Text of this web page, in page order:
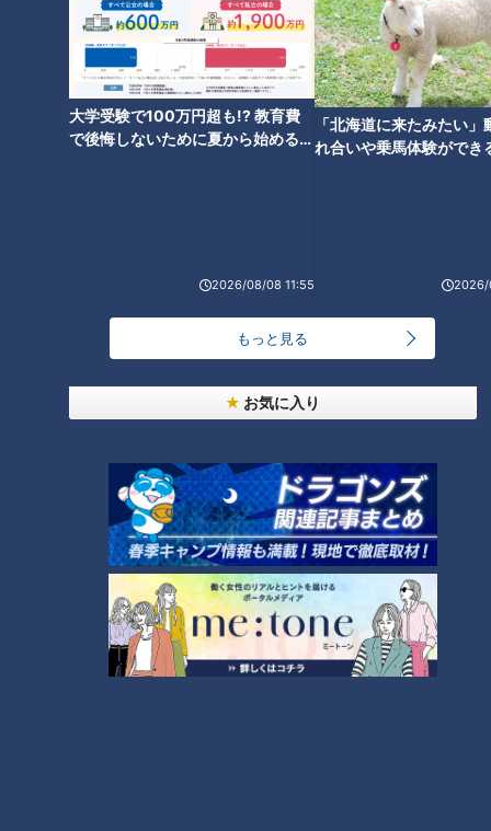
大学受験で100万円超も!? 教育費
で後悔しないために夏から始めるお
2026/08/08 11:55
「北海道に来たみたい」
れ合いや乗馬体験ができ
2026/
もっと見る
お気に入り
イするのが好きなんで。その時遠征先にいたら、暇なやつみん
なで行くぞというのが好きですね。」
質問「引退後の仕事は何をする？」
田島投手:「昨日（引退試合）が1番の思い出になるんじゃない
ですかね？昨日は本当に幸せでしたね。」
「負けの経験を経て、13年間も頑張ってくれたの
はすごく嬉しい」投手陣からのメッセージ
そして、現役時代をともに戦ったピッチャー陣からのメッセー
ジが田島投手に届いた。